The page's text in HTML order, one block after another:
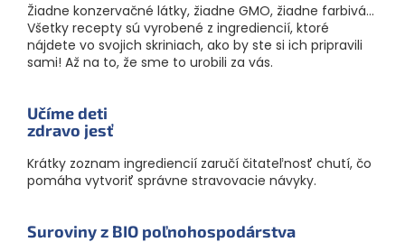
Žiadne konzervačné látky, žiadne GMO, žiadne farbivá...
Všetky recepty sú vyrobené z ingrediencií, ktoré
nájdete vo svojich skriniach, ako by ste si ich pripravili
sami! Až na to, že sme to urobili za vás.
Učíme deti
zdravo jesť
Krátky zoznam ingrediencií zaručí čitateľnosť chutí, čo
pomáha vytvoriť správne stravovacie návyky.
Suroviny z BIO poľnoho­spodárstva